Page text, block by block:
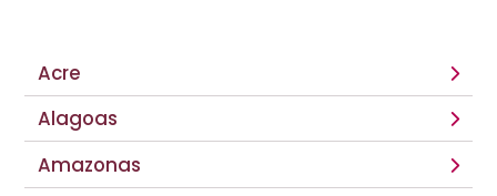
Acre
Alagoas
Amazonas